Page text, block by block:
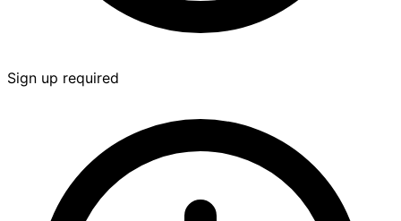
Sign up required